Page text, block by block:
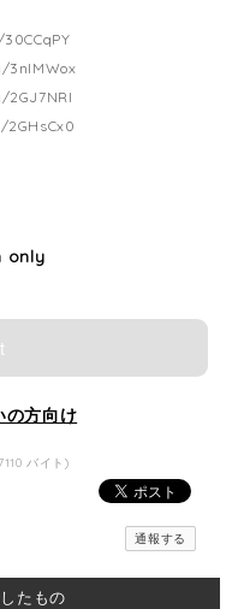
only
の方向け
バイト)
通報する
たもの